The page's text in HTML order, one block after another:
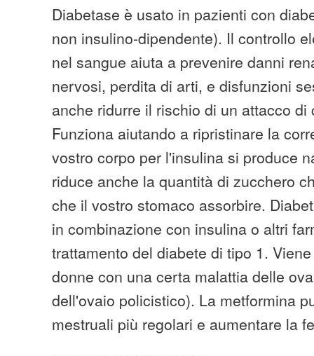
Diabetase è usato in pazienti con
non insulino-dipendente). Il controllo
nel sangue aiuta a prevenire danni
nervosi, perdita di arti, e disfunzioni
anche ridurre il rischio di un attacco di
Funziona aiutando a ripristinare la
vostro corpo per l'insulina si produce
riduce anche la quantità di zucchero
che il vostro stomaco assorbire.
in combinazione con insulina o altri
trattamento del diabete di tipo 1.
donne con una certa malattia delle
dell'ovaio policistico). La metformina
mestruali più regolari e aumentare la